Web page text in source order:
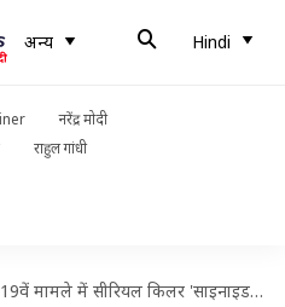
अन्य Hindi
नरेंद्र मोदी
राहुल गांधी
में सीरियल किलर 'साइनाइड' मोहन को आजीवन कारावास